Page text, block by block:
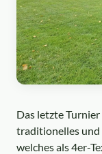
Das letzte
traditionelles und
welches als 4er-